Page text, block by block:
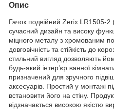
Опис
Гачок подвійний Zerix LR1505-2
сучасний дизайн та високу
міцного металу з хромованим
довговічність та стійкість до
стильний вигляд дозволяють
будь-який інтер’єр ванної
призначений для зручного
аксесуарів. Простий у монтажі
встановити його на стіну.
відзначається високою якістю